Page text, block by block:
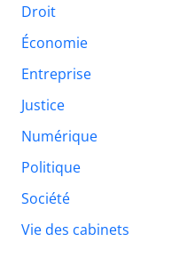
Droit
Économie
Entreprise
Justice
Numérique
Politique
Société
Vie des cabinets